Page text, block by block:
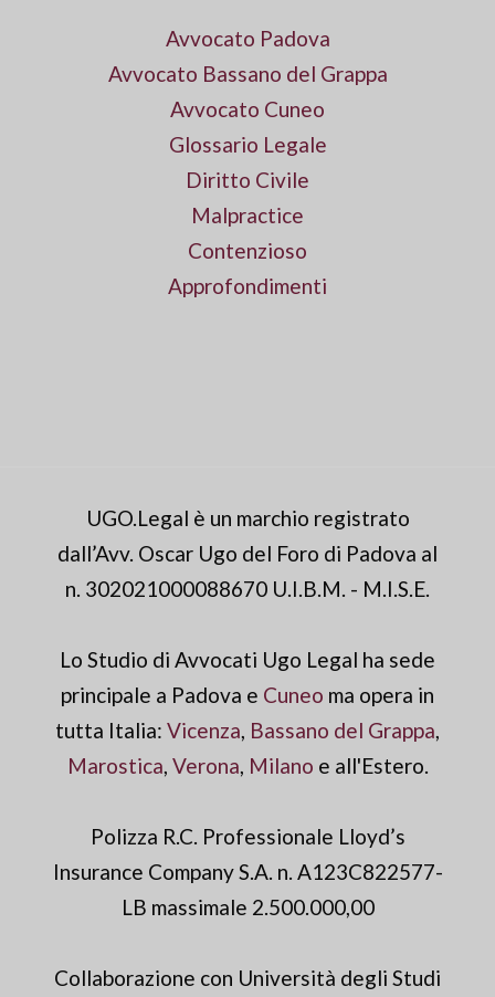
Avvocato Padova
Avvocato Bassano del Grappa
Avvocato Cuneo
Glossario Legale
Diritto Civile
Malpractice
Contenzioso
Approfondimenti
UGO.Legal è un marchio registrato
dall’Avv. Oscar Ugo del Foro di Padova al
n. 302021000088670 U.I.B.M. - M.I.S.E.
Lo Studio di Avvocati Ugo Legal ha sede
principale a Padova e Cuneo ma opera in
tutta Italia: Vicenza, Bassano del Grappa,
Marostica, Verona, Milano e all'Estero.
Polizza R.C. Professionale Lloyd’s
Insurance Company S.A. n. A123C822577-
LB massimale 2.500.000,00
Collaborazione con Università degli Studi